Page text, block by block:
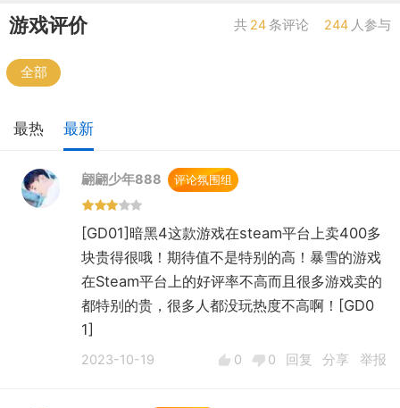
游戏评价 共 24条评论 244 人参与
全部
最热 最新
翩翩少年888 评论氛围组
[GD01]暗黑4这款游戏在steam平台上卖400多
块贵得很哦！期待值不是特别的高！暴雪的游戏
在Steam平台上的好评率不高而且很多游戏卖的
都特别的贵，很多人都没玩热度不高啊！[GD0
1]
2023-10-19 0 0 回复 分享 举报